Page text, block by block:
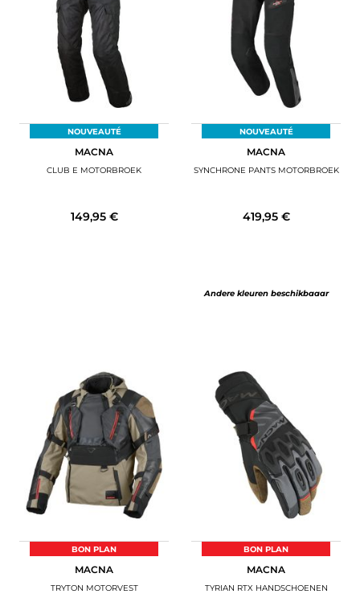
NOUVEAUTÉ
MACNA
CLUB E MOTORBROEK
149,95 €
NOUVEAUTÉ
MACNA
SYNCHRONE PANTS MOTORBROEK
419,95 €
Andere kleuren beschikbaaar
BON PLAN
MACNA
TRYTON MOTORVEST
BON PLAN
MACNA
TYRIAN RTX HANDSCHOENEN